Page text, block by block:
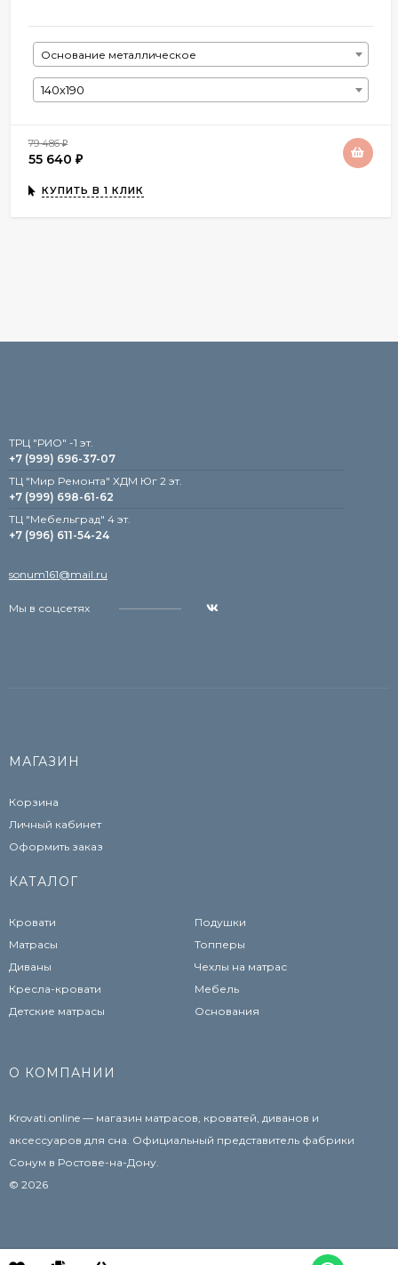
Основание металлическое
140х190
79 486₽
55 640 ₽
КУПИТЬ В 1 КЛИК
TРЦ "РИО" -1 эт.
+7 (999) 696-37-07
ТЦ "Мир Ремонта" ХДМ Юг 2 эт.
+7 (999) 698-61-62
TЦ "Мебельград" 4 эт.
+7 (996) 611-54-24
sonum161@mail.ru
Мы в соцсетях
МАГАЗИН
Корзина
Личный кабинет
Оформить заказ
КАТАЛОГ
Кровати
Матрасы
Диваны
Кресла-кровати
Детские матрасы
Подушки
Топперы
Чехлы на матрас
Мебель
Основания
О КОМПАНИИ
Krovati.online — магазин матрасов, кроватей, диванов и
аксессуаров для сна. Официальный представитель фабрики
Сонум в Ростове-на-Дону.
© 2026